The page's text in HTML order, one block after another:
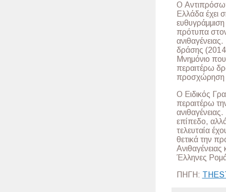
Ο
Ελλάδα έχει
ευθυγράμμιση
πρότυπα στον
δράσης (2014-
Μνημόνιο που
περαιτέρω
προσχώρηση
Ο Ειδικός
περαιτέρω
επίπεδο,
τελευταία
θετικά την
Ανιθαγένειας
Έλληνες
ΠΗΓΗ: